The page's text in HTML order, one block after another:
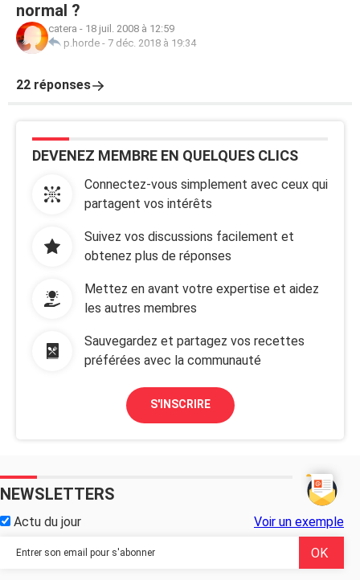
normal ?
catera - 18 juil. 2008 à 12:59
p.horde - 7 déc. 2018 à 19:34
22 réponses
DEVENEZ MEMBRE EN QUELQUES CLICS
Connectez-vous simplement avec ceux qui
partagent vos intérêts
Suivez vos discussions facilement et
obtenez plus de réponses
Mettez en avant votre expertise et aidez
les autres membres
Sauvegardez et partagez vos recettes
préférées avec la communauté
S'INSCRIRE
NEWSLETTERS
Actu du jour Voir un exemple